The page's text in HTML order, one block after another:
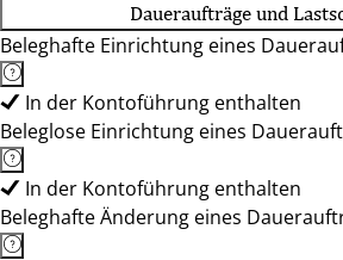
Daueraufträge und
Beleghafte Einrichtung eines
In der Kontoführung enthalten
Beleglose Einrichtung eines
In der Kontoführung enthalten
Beleghafte Änderung eines